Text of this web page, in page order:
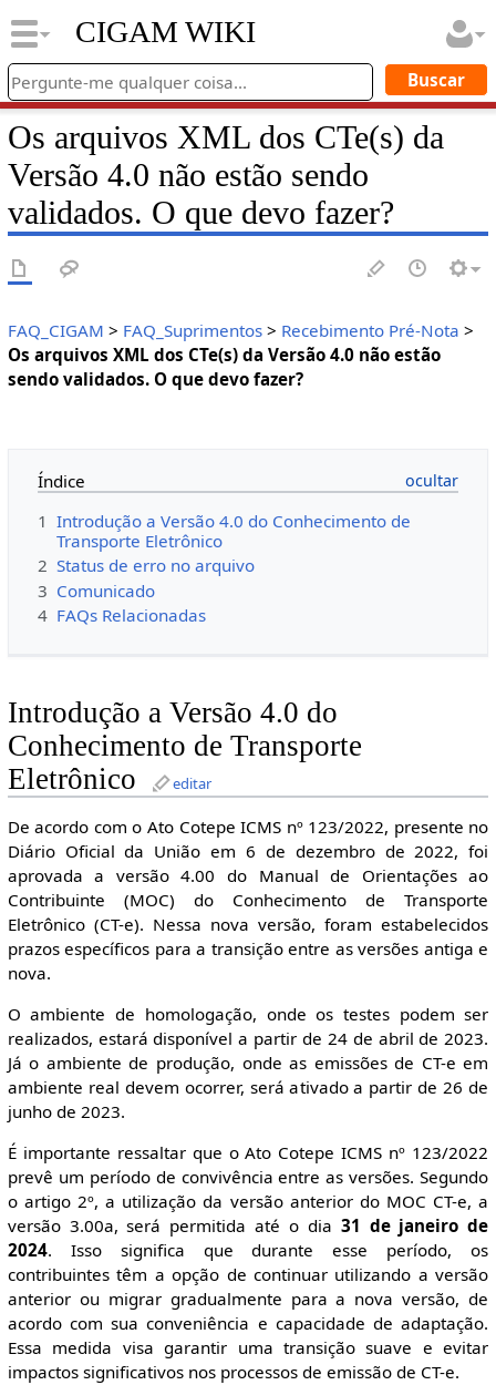
CIGAM WIKI
Os arquivos XML dos CTe(s) da
Versão 4.0 não estão sendo
validados. O que devo fazer?
FAQ_CIGAM > FAQ_Suprimentos> Recebimento Pré-Nota >
Os arquivos XML dos CTe(s) da Versão 4.0 não estão
sendo validados. O que devo fazer?
Índice
1 Introdução a Versão 4.0 do Conhecimento de
Transporte Eletrônico
2 Status de erro no arquivo
3 Comunicado
4 FAQs Relacionadas
Introdução a Versão 4.0 do
Conhecimento de Transporte
Eletrônico
editar
De acordo com o Ato Cotepe ICMS nº 123/2022, presente no
Diário Oficial da União em 6 de dezembro de 2022, foi
aprovada a versão 4.00 do Manual de Orientações ao
Contribuinte (MOC) do Conhecimento de Transporte
Eletrônico (CT-e). Nessa nova versão, foram estabelecidos
prazos específicos para a transição entre as versões antiga e
nova.
O ambiente de homologação, onde os testes podem ser
realizados, estará disponível a partir de 24 de abril de 2023.
Já o ambiente de produção, onde as emissões de CT-e em
ambiente real devem ocorrer, será ativado a partir de 26 de
junho de 2023.
É importante ressaltar que o Ato Cotepe ICMS nº 123/2022
prevê um período de convivência entre as versões. Segundo
o artigo 2º, a utilização da versão anterior do MOC CT-e, a
versão 3.00a, será permitida até o dia 31 de janeiro de
2024. Isso significa que durante esse período, os
contribuintes têm a opção de continuar utilizando a versão
anterior ou migrar gradualmente para a nova versão, de
acordo com sua conveniência e capacidade de adaptação.
Essa medida visa garantir uma transição suave e evitar
impactos significativos nos processos de emissão de CT-e.